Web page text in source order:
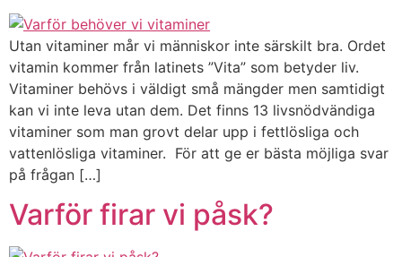
Utan vitaminer mår vi människor inte särskilt bra. Ordet
vitamin kommer från latinets ”Vita” som betyder liv.
Vitaminer behövs i väldigt små mängder men samtidigt
kan vi inte leva utan dem. Det finns 13 livsnödvändiga
vitaminer som man grovt delar upp i fettlösliga och
vattenlösliga vitaminer. För att ge er bästa möjliga svar
på frågan […]
Varför firar vi påsk?